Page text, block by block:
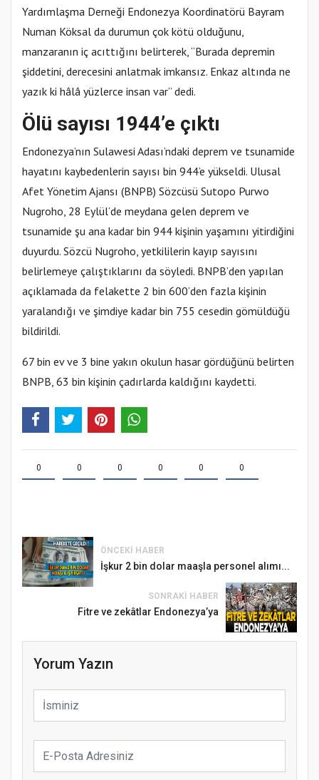
Yardımlaşma Derneği Endonezya Koordinatörü Bayram
Numan Köksal da durumun çok kötü olduğunu,
manzaranın iç acıttığını belirterek, “Burada depremin
şiddetini, derecesini anlatmak imkansız. Enkaz altında ne
yazık ki hâlâ yüzlerce insan var” dedi.
Ölü sayısı 1944’e çıktı
Endonezya’nın Sulawesi Adası’ndaki deprem ve tsunamide
hayatını kaybedenlerin sayısı bin 944’e yükseldi. Ulusal
Afet Yönetim Ajansı (BNPB) Sözcüsü Sutopo Purwo
Nugroho, 28 Eylül’de meydana gelen deprem ve
tsunamide şu ana kadar bin 944 kişinin yaşamını yitirdiğini
duyurdu. Sözcü Nugroho, yetkililerin kayıp sayısını
belirlemeye çalıştıklarını da söyledi. BNPB’den yapılan
açıklamada da felakette 2 bin 600’den fazla kişinin
yaralandığı ve şimdiye kadar bin 755 cesedin gömüldüğü
bildirildi.
67 bin ev ve 3 bine yakın okulun hasar gördüğünü belirten
BNPB, 63 bin kişinin çadırlarda kaldığını kaydetti.
0 0 0 0 0 0
ÖNCEKI HABER
İşkur 2 bin dolar maaşla personel alımı...
SONRAKI HABER
Fitre ve zekâtlar Endonezya’ya
Yorum Yazın
Samsun Atakum’da Ayasofya Camii
Etkinliği
Türkiye’de insanlar dinle bağlarını